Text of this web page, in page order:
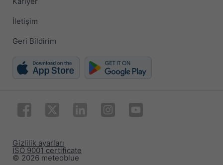
İletişim
Geri Bildirim
© 2026 meteoblue
ISO 9001 certificate
Gizlilik ayarları